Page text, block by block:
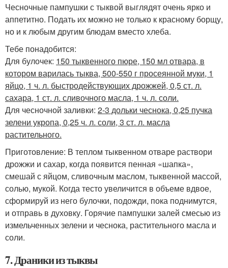
Чесночные пампушки с тыквой выглядят очень ярко и
аппетитно. Подать их можно не только к красному борщу,
но и к любым другим блюдам вместо хлеба.
Тебе понадобится:
Для булочек: 150 тыквенного пюре, 150 мл отвара, в
котором варилась тыква, 500-550 г просеянной муки, 1
яйцо, 1 ч. л. быстродействующих дрожжей, 0,5 ст. л.
сахара, 1 ст. л. сливочного масла, 1 ч. л. соли.
Для чесночной заливки: 2-3 дольки чеснока, 0,25 пучка
зелени укропа, 0,25 ч. л. соли, 3 ст. л. масла
растительного.
Приготовление: В теплом тыквенном отваре раствори
дрожжи и сахар, когда появится пенная «шапка»,
смешай с яйцом, сливочным маслом, тыквенной массой,
солью, мукой. Когда тесто увеличится в объеме вдвое,
сформируй из него булочки, подожди, пока поднимутся,
и отправь в духовку. Горячие пампушки залей смесью из
измельченных зелени и чеснока, растительного масла и
соли.
7. Драники из тыквы